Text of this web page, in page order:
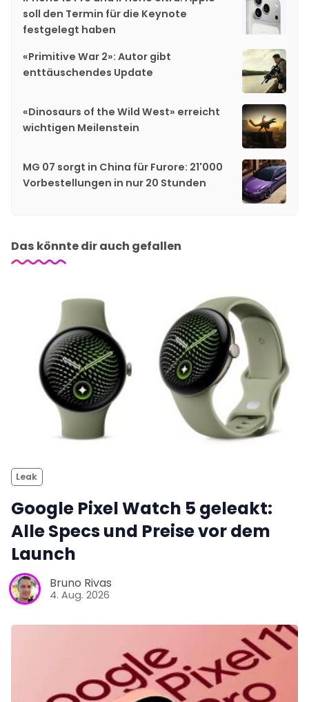
soll den Termin für die Keynote
festgelegt haben
«Primitive War 2»: Autor gibt
enttäuschendes Update
«Dinosaurs of the Wild West» erreicht
wichtigen Meilenstein
MG 07 sorgt in China für Furore: 21'000
Vorbestellungen in nur 20 Stunden
Das könnte dir auch gefallen
Leak
Google Pixel Watch 5 geleakt:
Alle Specs und Preise vor dem
Launch
Bruno Rivas
4. Aug. 2026